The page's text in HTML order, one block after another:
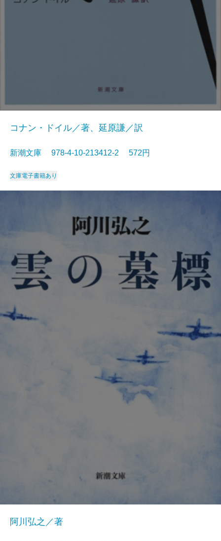
コナン・ドイル／著、延原謙／訳
新潮文庫 978-4-10-213412-2 572円
文庫電子書籍あり
阿川弘之／著